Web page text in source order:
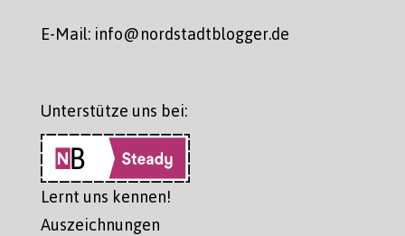
E-Mail: info@nordstadtblogger.de
Unterstütze uns bei:
Lernt uns kennen!
Auszeichnungen